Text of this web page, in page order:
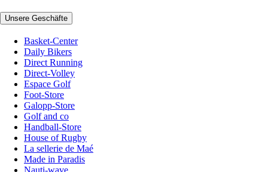
Unsere Geschäfte
Basket-Center
Daily Bikers
Direct Running
Direct-Volley
Espace Golf
Foot-Store
Galopp-Store
Golf and co
Handball-Store
House of Rugby
La sellerie de Maé
Made in Paradis
Nauti-wave